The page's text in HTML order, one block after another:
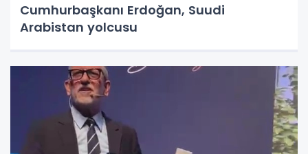
Cumhurbaşkanı Erdoğan, Suudi
Arabistan yolcusu